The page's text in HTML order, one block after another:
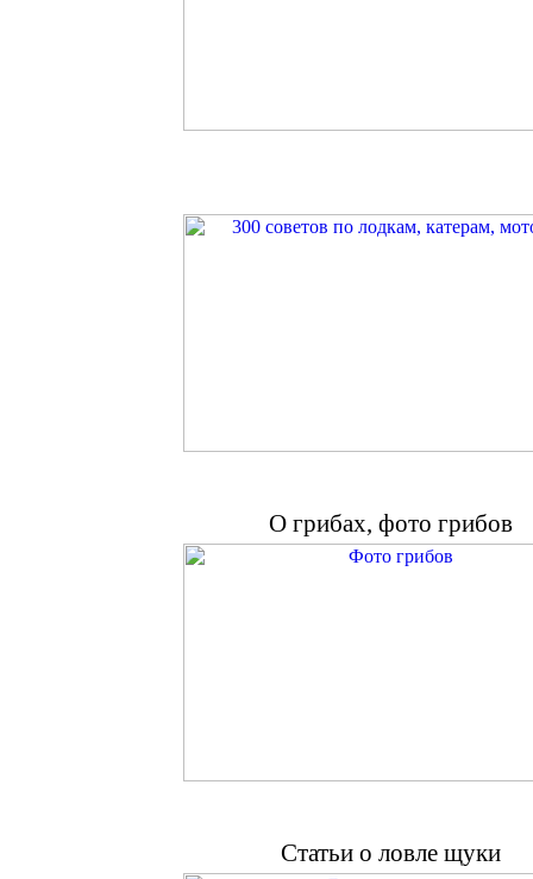
О грибах, фото грибов
Статьи о ловле щуки